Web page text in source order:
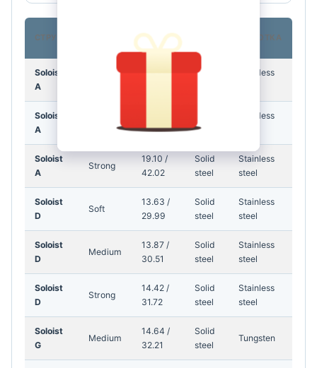
СТРУНА
КГ /
ФУНТИ
ОБМОТКА
Soloist
A
17.70 /
Solid
Stainless
Soloist
A
Medium
40.15
steel
Stainless
Soloist
A
Strong
19.10 /
42.02
Solid
steel
Stainless
steel
Soloist
D
Soft
13.63 /
29.99
Solid
steel
Stainless
steel
Soloist
D
Medium
13.87 /
30.51
Solid
steel
Stainless
steel
Soloist
D
Strong
14.42 /
31.72
Solid
steel
Stainless
steel
Soloist
G
Medium
14.64 /
32.21
Solid
steel
Tungsten